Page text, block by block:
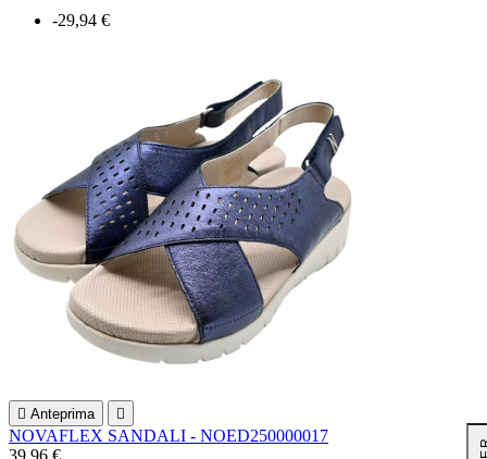
-29,94 €
 Anteprima 
NOVAFLEX SANDALI - NOED250000017
39,96 €